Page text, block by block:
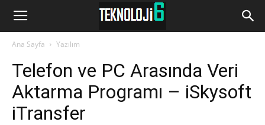
www.Teknoloji6.com
Ana Sayfa Yazılım
Telefon ve PC Arasında Veri
Aktarma Programı – iSkysoft
iTransfer